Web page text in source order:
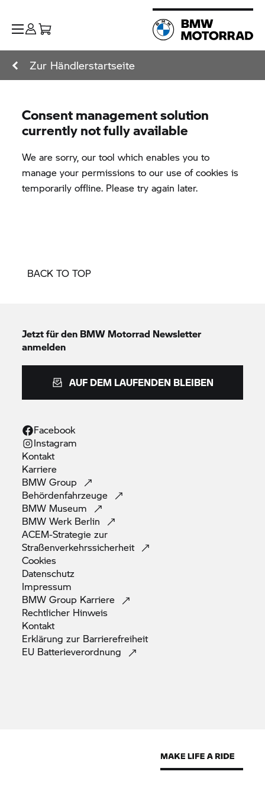
Zur Händlerstartseite
BACK TO TOP
Jetzt für den BMW Motorrad Newsletter
anmelden
AUF DEM LAUFENDEN BLEIBEN
Facebook
Instagram
Kontakt
Karriere
BMWGroup
Behördenfahrzeuge
BMW Museum
BMW Werk Berlin
ACEM-Strategie zur
Straßenverkehrssicherheit
Cookies
Datenschutz
Impressum
BMW Group Karriere
Rechtlicher Hinweis
Kontakt
Erklärung zur Barrierefreiheit
EU Batterieverordnung